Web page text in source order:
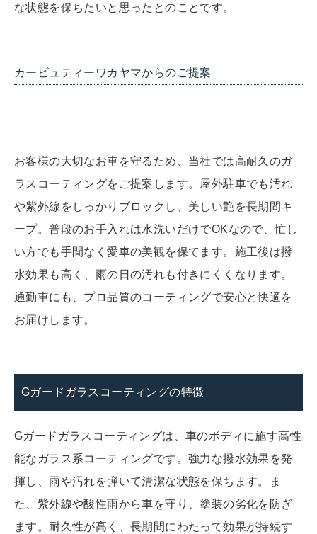
な状態を保ちたいと思ったとのことです。
カービュティーワカヤマからのご提案
お客様の大切なお車を守るため、当社では高耐久のガ
ラスコーティングをご提案します。屋外駐車でも汚れ
や紫外線をしっかりブロックし、美しい艶を長期間キ
ープ。普段のお手入れは水洗いだけでOKなので、忙し
い方でも手間なく愛車の美観を保てます。施工後は撥
水効果も高く、雨の日の汚れも付きにくくなります。
通勤車にも、プロ品質のコーティングで安心と快適を
お届けします。
Gガードガラスコーティングの特徴
Gガードガラスコーティングは、車のボディに施す高性
能なガラス系コーティングです。強力な撥水効果を発
揮し、雨や汚れを弾いて清潔な状態を保ちます。ま
た、紫外線や酸性雨から車を守り、塗装の劣化を防ぎ
ます。耐久性が高く、長期間にわたって効果が持続す